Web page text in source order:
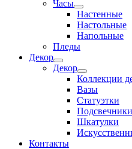
Часы
Настенные
Настольные
Напольные
Пледы
Декор
Декор
Коллекции
Вазы
Статуэтки
Подсвечники
Шкатулки
Контакты